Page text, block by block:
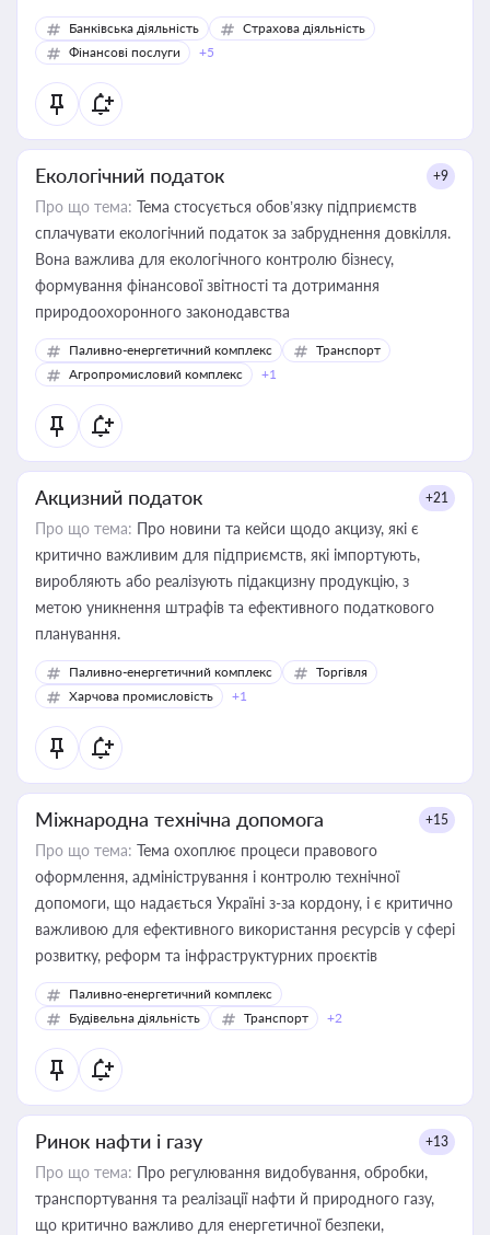
Банківська діяльність
Страхова діяльність
Фінансові послуги
+5
Екологічний податок +9
Про що тема: Тема стосується обов’язку підприємств
сплачувати екологічний податок за забруднення довкілля.
Вона важлива для екологічного контролю бізнесу,
формування фінансової звітності та дотримання
природоохоронного законодавства
Паливно-енергетичний комплекс
Транспорт
Агропромисловий комплекс
+1
Акцизний податок +21
Про що тема: Про новини та кейси щодо акцизу, які є
критично важливим для підприємств, які імпортують,
виробляють або реалізують підакцизну продукцію, з
метою уникнення штрафів та ефективного податкового
планування.
Паливно-енергетичний комплекс
Торгівля
Харчова промисловість
+1
Міжнародна технічна допомога +15
Про що тема: Тема охоплює процеси правового
оформлення, адміністрування і контролю технічної
допомоги, що надається Україні з-за кордону, і є критично
важливою для ефективного використання ресурсів у сфері
розвитку, реформ та інфраструктурних проєктів
Паливно-енергетичний комплекс
Будівельна діяльність
Транспорт +2
Ринок нафти і газу +13
Про що тема: Про регулювання видобування, обробки,
транспортування та реалізації нафти й природного газу,
що критично важливо для енергетичної безпеки,